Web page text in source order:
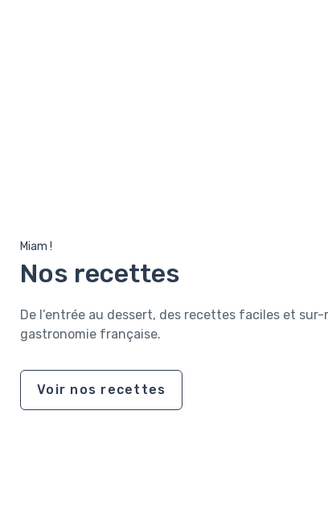
Miam !
Nos recettes
De l’entrée au dessert, des recettes faciles et
gastronomie française.
Voir nos recettes